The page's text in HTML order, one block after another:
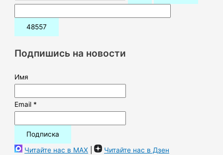
о
и
:Подпишись на новости
Имя
Email *
Читайте нас в MAX | Читайте нас в Дзен